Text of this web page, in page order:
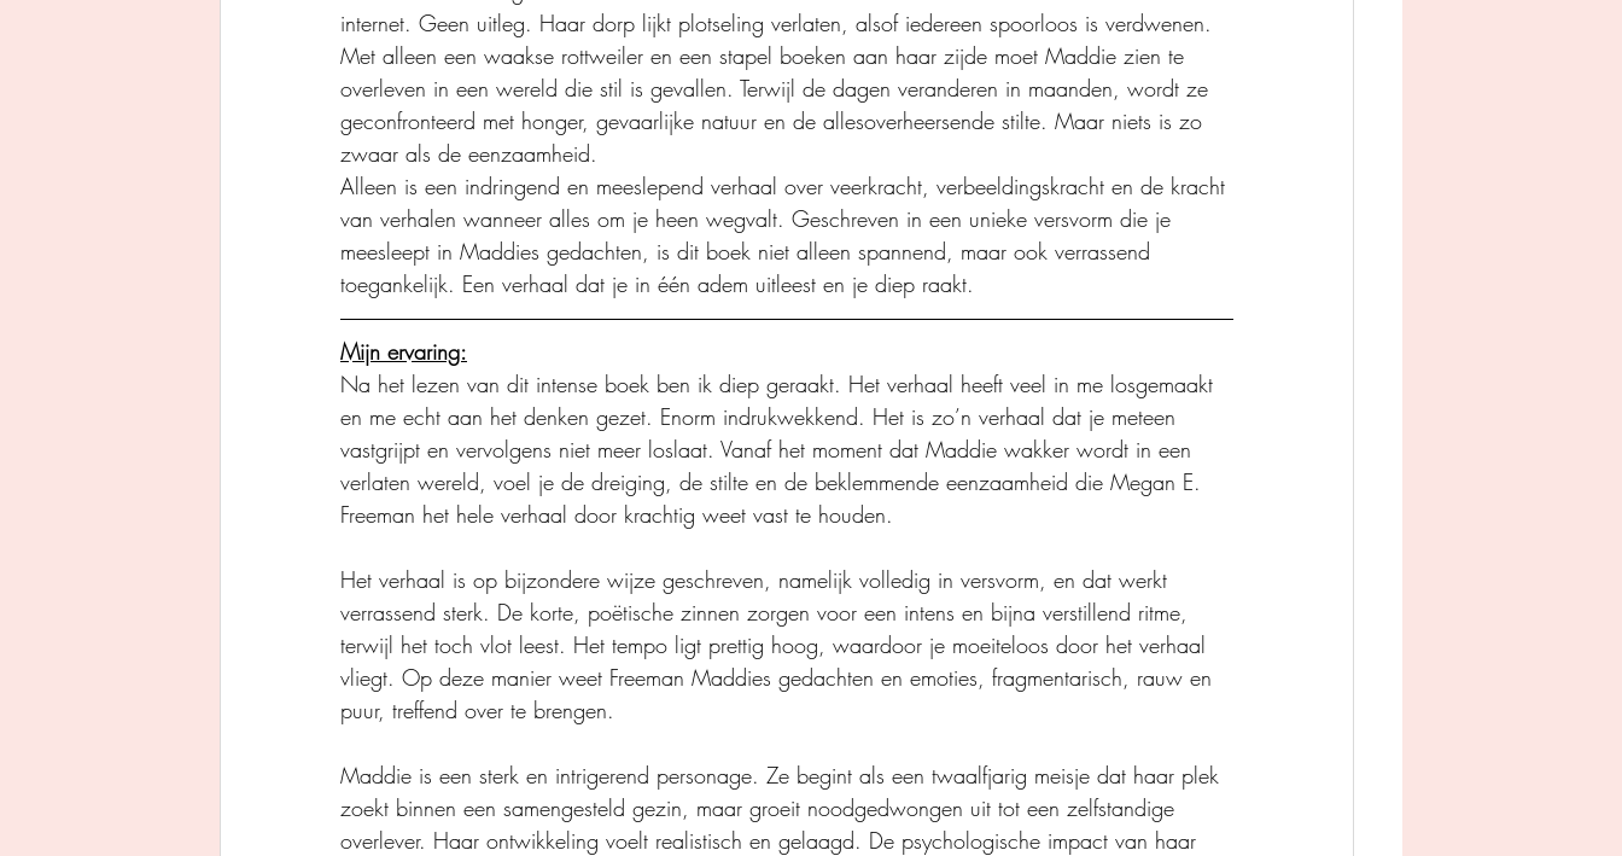
internet. Geen uitleg. Haar dorp lijkt plotseling verlaten, alsof iedereen spoorloos is verdwenen.
Met alleen een waakse rottweiler en een stapel boeken aan haar zijde moet Maddie zien te
overleven in een wereld die stil is gevallen. Terwijl de dagen veranderen in maanden, wordt ze
geconfronteerd met honger, gevaarlijke natuur en de allesoverheersende stilte. Maar niets is zo
zwaar als de eenzaamheid.
Alleen is een indringend en meeslepend verhaal over veerkracht, verbeeldingskracht en de kracht
van verhalen wanneer alles om je heen wegvalt. Geschreven in een unieke versvorm die je
meesleept in Maddies gedachten, is dit boek niet alleen spannend, maar ook verrassend
toegankelijk. Een verhaal dat je in één adem uitleest en je diep raakt.
Mijn ervaring:
Na het lezen van dit intense boek ben ik diep geraakt. Het verhaal heeft veel in me losgemaakt
en me echt aan het denken gezet. Enorm indrukwekkend. Het is zo’n verhaal dat je meteen
vastgrijpt en vervolgens niet meer loslaat. Vanaf het moment dat Maddie wakker wordt in een
verlaten wereld, voel je de dreiging, de stilte en de beklemmende eenzaamheid die Megan E.
Freeman het hele verhaal door krachtig weet vast te houden.
Het verhaal is op bijzondere wijze geschreven, namelijk volledig in versvorm, en dat werkt
verrassend sterk. De korte, poëtische zinnen zorgen voor een intens en bijna verstillend ritme,
terwijl het toch vlot leest. Het tempo ligt prettig hoog, waardoor je moeiteloos door het verhaal
vliegt. Op deze manier weet Freeman Maddies gedachten en emoties, fragmentarisch, rauw en
puur, treffend over te brengen.
Maddie is een sterk en intrigerend personage. Ze begint als een twaalfjarig meisje dat haar plek
zoekt binnen een samengesteld gezin, maar groeit noodgedwongen uit tot een zelfstandige
overlever. Haar ontwikkeling voelt realistisch en gelaagd. De psychologische impact van haar